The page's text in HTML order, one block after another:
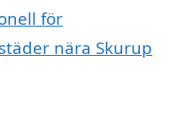
för
nära Skurup